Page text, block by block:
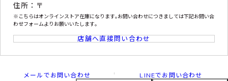
住所：〒
※こちらはオンラインストア在庫になります｡お問い合わせにつきましては下記お問い合
わせフォームよりお願いいたします｡
店舗へ直接問い合わせ
メールでお問い合わせ LINEでお問い合わせ